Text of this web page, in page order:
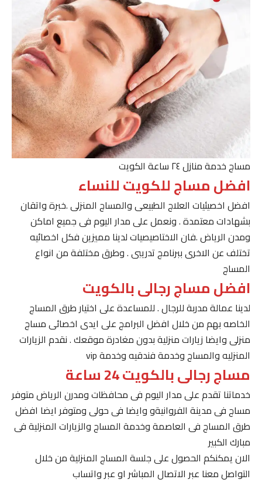
مساج خدمة منازل ٢٤ ساعة الكويت
افضل مساج للكويت للنساء
افضل اخصيئيات العلاج الطبيعى والمساج المنزلى .خبرة واتقان
بشهادات معتمدة . ونعمل على مدار اليوم فى جميع اماكن
ومدن الرياض .فان الاختاصيصيات لدينا مميزين فكل اخصائيه
تختلف عن الاخرى ببرنامج تدريبى . وطرق مختلفة من انواع
المساج
افضل مساج رجالى بالكويت
لدينا عمالة مدربة للرجال . للمساعدة على اختيار طرق المساج
الخاصه بهم من خلال افضل البرامج على ايدى اخصائى مساج
منزلى وايضا زيارات منزلية بدون مغادرة موقعك . نقدم الزيارات
المنزليه والمساج وخدمة فندقيه وخدمة vip
مساج رجالى بالكويت 24 ساعة
خدماتنا تقدم على مدار اليوم فى محافظات ومدرن الرياض متوفر
مساج فى مدينة الفروانيةو وايضا فى حولى ومتوفر ايضا افضل
طرق المساج فى العاصمة وخدمة المساج والزيارات المنزلية فى
مبارك الكبير
الان يمكنكم الحصول على جلسة المساج المنزلية من خلال
التواصل معنا عبر الاتصال المباشر او عبر واتساب